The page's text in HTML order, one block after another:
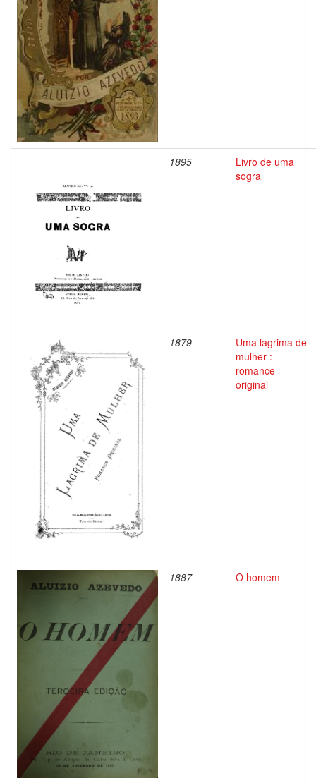
1895
Livro de uma
sogra
1879
Uma lagrima de
mulher :
romance
original
1887 O homem